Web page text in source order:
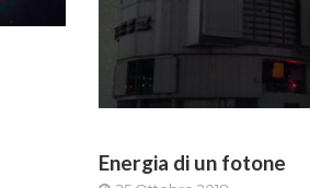
Energia di un fotone